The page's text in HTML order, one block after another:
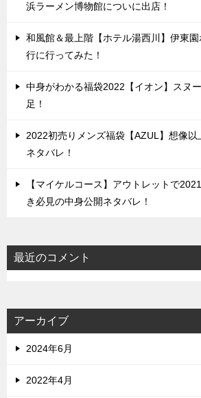
浜ラーメン博物館についに出店！
和風館＆最上階【ホテル湯西川】伊東
行に行ってみた！
中身がわかる福袋2022【イオン】スヌ
足！
2022初売りメンズ福袋【AZUL】想像以
ネタバレ！
【マイケルコース】アウトレットで
き必見の中身公開ネタバレ！
最近のコメント
アーカイブ
2024年6月
2022年4月